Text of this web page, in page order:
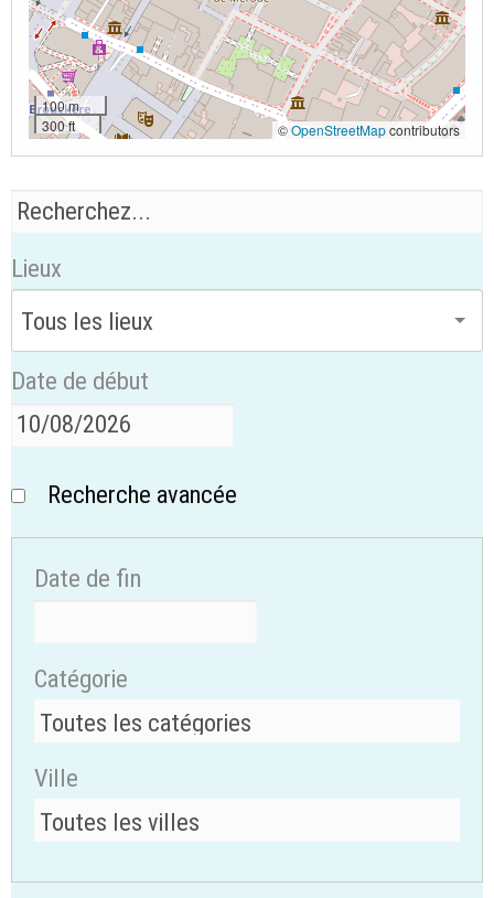
100 m
300 ft
©OpenStreetMapcontributors
Lieux
Date de début
Recherche avancée
Date de fin
Catégorie
Ville